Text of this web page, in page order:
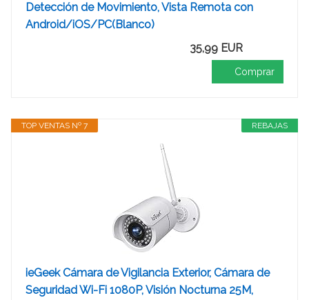
Detección de Movimiento, Vista Remota con
Android/iOS/PC(Blanco)
35,99 EUR
Comprar
REBAJAS
TOP VENTAS Nº 7
ieGeek Cámara de Vigilancia Exterior, Cámara de
Seguridad Wi-Fi 1080P, Visión Nocturna 25M,